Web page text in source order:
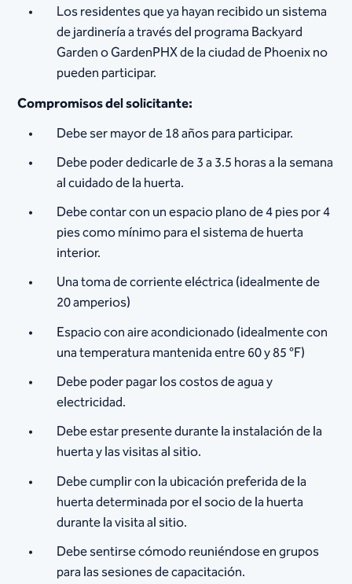
Los residentes que ya hayan recibido un sistema
de jardinería a través del programa Backyard
Garden o GardenPHX de la ciudad de Phoenix no
pueden participar.
Compromisos del solicitante:
Debe ser mayor de 18 años para participar.
Debe poder dedicarle de 3 a 3.5 horas a la semana
al cuidado de la huerta.
Debe contar con un espacio plano de 4 pies por 4
pies como mínimo para el sistema de huerta
interior.
Una toma de corriente eléctrica (idealmente de
20 amperios)
Espacio con aire acondicionado (idealmente con
una temperatura mantenida entre 60 y 85 °F)
Debe poder pagar los costos de agua y
electricidad.
Debe estar presente durante la instalación de la
huerta y las visitas al sitio.
Debe cumplir con la ubicación preferida de la
huerta determinada por el socio de la huerta
durante la visita al sitio.
Debe sentirse cómodo reuniéndose en grupos
para las sesiones de capacitación.